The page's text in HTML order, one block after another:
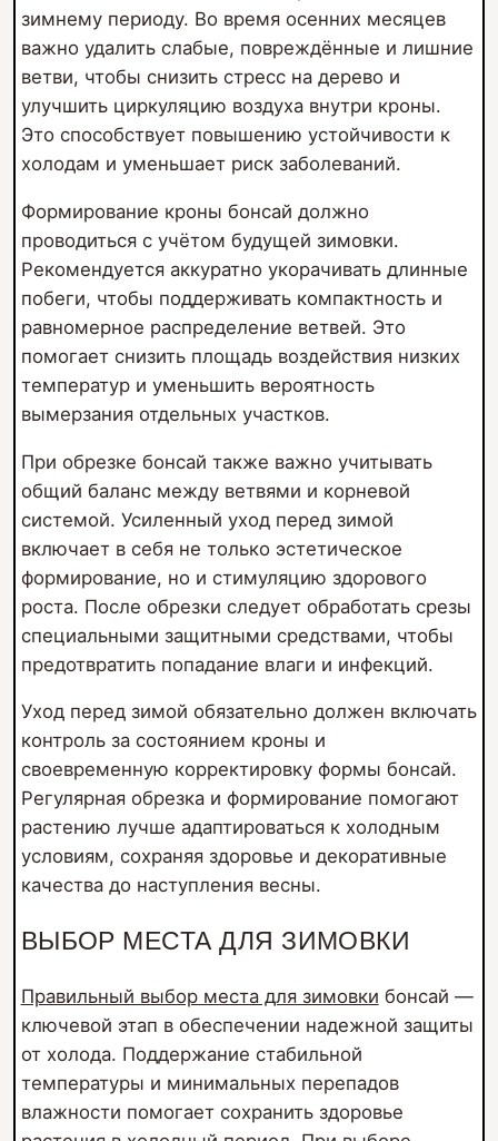
зимнему периоду. Во время осенних месяцев
важно удалить слабые, повреждённые и лишние
ветви, чтобы снизить стресс на дерево и
улучшить циркуляцию воздуха внутри кроны.
Это способствует повышению устойчивости к
холодам и уменьшает риск заболеваний.
Формирование кроны бонсай должно
проводиться с учётом будущей зимовки.
Рекомендуется аккуратно укорачивать длинные
побеги, чтобы поддерживать компактность и
равномерное распределение ветвей. Это
помогает снизить площадь воздействия низких
температур и уменьшить вероятность
вымерзания отдельных участков.
При обрезке бонсай также важно учитывать
общий баланс между ветвями и корневой
системой. Усиленный уход перед зимой
включает в себя не только эстетическое
формирование, но и стимуляцию здорового
роста. После обрезки следует обработать срезы
специальными защитными средствами, чтобы
предотвратить попадание влаги и инфекций.
Уход перед зимой обязательно должен включать
контроль за состоянием кроны и
своевременную корректировку формы бонсай.
Регулярная обрезка и формирование помогают
растению лучше адаптироваться к холодным
условиям, сохраняя здоровье и декоративные
качества до наступления весны.
ВЫБОР МЕСТА ДЛЯ ЗИМОВКИ
Правильный выбор места для зимовки бонсай —
ключевой этап в обеспечении надежной защиты
от холода. Поддержание стабильной
температуры и минимальных перепадов
влажности помогает сохранить здоровье